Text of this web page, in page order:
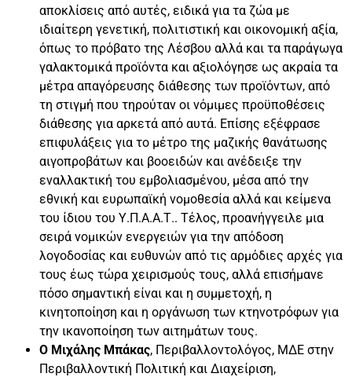
αποκλίσεις από αυτές, ειδικά για τα ζώα με
ιδιαίτερη γενετική, πολιτιστική και οικονομική αξία,
όπως το πρόβατο της Λέσβου αλλά και τα παράγωγα
γαλακτομικά προϊόντα και αξιολόγησε ως ακραία τα
μέτρα απαγόρευσης διάθεσης των προϊόντων, από
τη στιγμή που τηρούταν οι νόμιμες προϋποθέσεις
διάθεσης για αρκετά από αυτά. Επίσης εξέφρασε
επιφυλάξεις για το μέτρο της μαζικής θανάτωσης
αιγοπροβάτων και βοοειδών και ανέδειξε την
εναλλακτική του εμβολιασμένου, μέσα από την
εθνική και ευρωπαϊκή νομοθεσία αλλά και κείμενα
του ίδιου του Υ.Π.Α.Α.Τ.. Τέλος, προανήγγειλε μια
σειρά νομικών ενεργειών για την απόδοση
λογοδοσίας και ευθυνών από τις αρμόδιες αρχές για
τους έως τώρα χειρισμούς τους, αλλά επισήμανε
πόσο σημαντική είναι και η συμμετοχή, η
κινητοποίηση και η οργάνωση των κτηνοτρόφων για
την ικανοποίηση των αιτημάτων τους.
Ο Μιχάλης Μπάκας, Περιβαλλοντολόγος, ΜΔΕ στην
Περιβαλλοντική Πολιτική και Διαχείριση,